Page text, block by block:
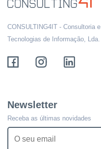
CONSULTING4IT - Consultoria e
Tecnologias de Informação, Lda.
Newsletter
Receba as últimas novidades